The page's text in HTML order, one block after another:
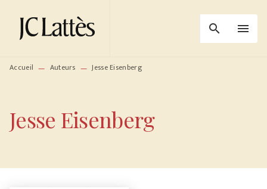
MENU RECHERCHE
PIED DE PAGE
search menu
Accueil — Auteurs — Jesse Eisenberg
Jesse Eisenberg